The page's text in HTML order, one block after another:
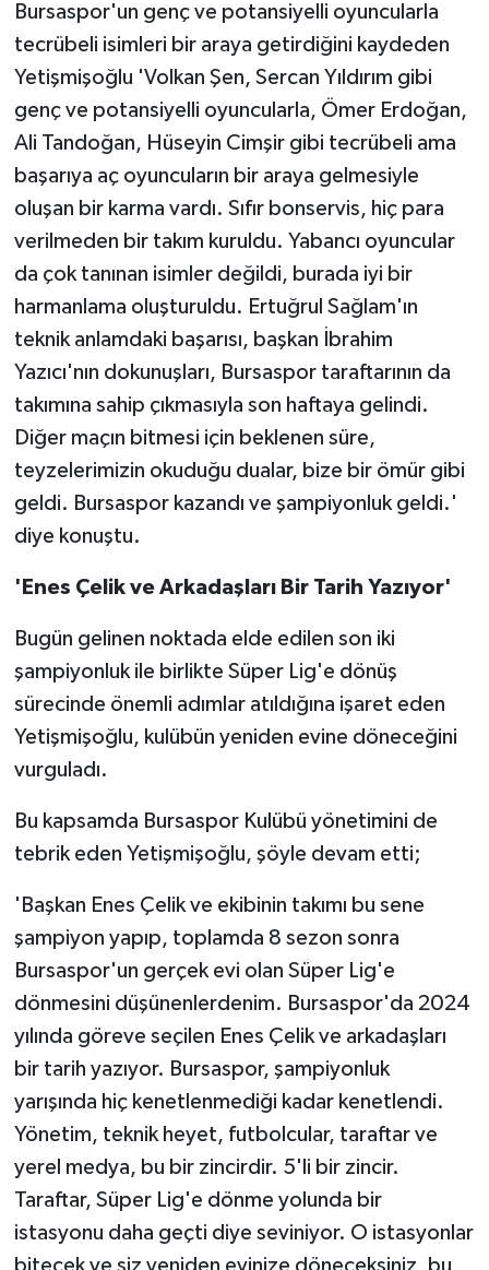
Bursaspor'un genç ve potansiyelli oyuncularla
tecrübeli isimleri bir araya getirdiğini kaydeden
Yetişmişoğlu 'Volkan Şen, Sercan Yıldırım gibi
genç ve potansiyelli oyuncularla, Ömer Erdoğan,
Ali Tandoğan, Hüseyin Cimşir gibi tecrübeli ama
başarıya aç oyuncuların bir araya gelmesiyle
oluşan bir karma vardı. Sıfır bonservis, hiç para
verilmeden bir takım kuruldu. Yabancı oyuncular
da çok tanınan isimler değildi, burada iyi bir
harmanlama oluşturuldu. Ertuğrul Sağlam'ın
teknik anlamdaki başarısı, başkan İbrahim
Yazıcı'nın dokunuşları, Bursaspor taraftarının da
takımına sahip çıkmasıyla son haftaya gelindi.
Diğer maçın bitmesi için beklenen süre,
teyzelerimizin okuduğu dualar, bize bir ömür gibi
geldi. Bursaspor kazandı ve şampiyonluk geldi.'
diye konuştu.
'Enes Çelik ve Arkadaşları Bir Tarih Yazıyor'
Bugün gelinen noktada elde edilen son iki
şampiyonluk ile birlikte Süper Lig'e dönüş
sürecinde önemli adımlar atıldığına işaret eden
Yetişmişoğlu, kulübün yeniden evine döneceğini
vurguladı.
Bu kapsamda Bursaspor Kulübü yönetimini de
tebrik eden Yetişmişoğlu, şöyle devam etti;
'Başkan Enes Çelik ve ekibinin takımı bu sene
şampiyon yapıp, toplamda 8 sezon sonra
Bursaspor'un gerçek evi olan Süper Lig'e
dönmesini düşünenlerdenim. Bursaspor'da 2024
yılında göreve seçilen Enes Çelik ve arkadaşları
bir tarih yazıyor. Bursaspor, şampiyonluk
yarışında hiç kenetlenmediği kadar kenetlendi.
Yönetim, teknik heyet, futbolcular, taraftar ve
yerel medya, bu bir zincirdir. 5'li bir zincir.
Taraftar, Süper Lig'e dönme yolunda bir
istasyonu daha geçti diye seviniyor. O istasyonlar